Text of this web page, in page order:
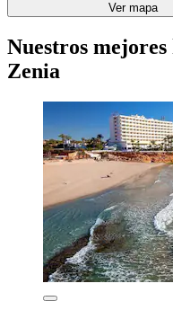
Ver mapa
Nuestros
Zenia